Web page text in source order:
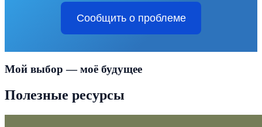
Сообщить о проблеме
Мой выбор — моё будущее
Полезные ресурсы